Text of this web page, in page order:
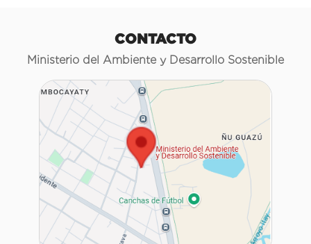
CONTACTO
Ministerio del Ambiente y Desarrollo Sostenible